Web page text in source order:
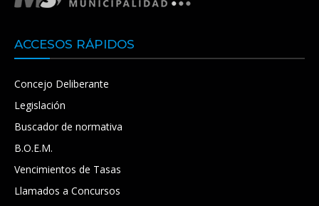
ACCESOS RÁPIDOS
Concejo Deliberante
Legislación
Buscador de normativa
B.O.E.M.
Vencimientos de Tasas
Llamados a Concursos